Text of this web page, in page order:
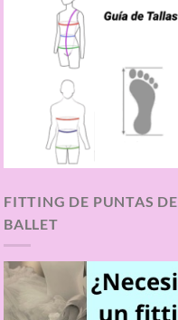
FITTING DE PUNTAS DE
BALLET